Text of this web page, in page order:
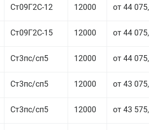
Ст09Г2С-12 12000 от 44
Ст09Г2С-15 12000 от 44
Ст3пс/сп5 12000 от 44
Ст3пс/сп5 12000 от 43
Ст3пс/сп5 12000 от 43